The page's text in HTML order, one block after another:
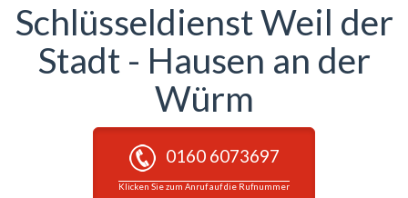
Schlüsseldienst Weil der
Stadt - Hausen an der
Würm
0160 6073697
Klicken Sie zum Anruf auf die Rufnummer